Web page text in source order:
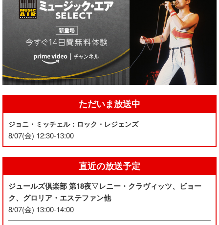
ただいま放送中
ジョニ・ミッチェル：ロック・レジェンズ
8/07(金) 12:30-13:00
直近の放送予定
ジュールズ倶楽部 第18夜▽レニー・クラヴィッツ、ビョー
ク、グロリア・エステファン他
8/07(金) 13:00-14:00